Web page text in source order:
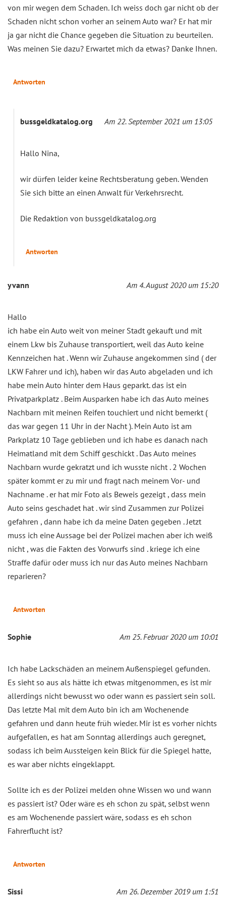
von mir wegen dem Schaden. Ich weiss doch gar nicht ob der
Schaden nicht schon vorher an seinem Auto war? Er hat mir
ja gar nicht die Chance gegeben die Situation zu beurteilen.
Was meinen Sie dazu? Erwartet mich da etwas? Danke Ihnen.
Antworten
bussgeldkatalog.org Am 22. September 2021 um 13:05
Hallo Nina,
wir dürfen leider keine Rechtsberatung geben. Wenden
Sie sich bitte an einen Anwalt für Verkehrsrecht.
Die Redaktion von bussgeldkatalog.org
Antworten
yvann Am 4. August 2020 um 15:20
Hallo
ich habe ein Auto weit von meiner Stadt gekauft und mit
einem Lkw bis Zuhause transportiert, weil das Auto keine
Kennzeichen hat . Wenn wir Zuhause angekommen sind ( der
LKW Fahrer und ich), haben wir das Auto abgeladen und ich
habe mein Auto hinter dem Haus geparkt. das ist ein
Privatparkplatz . Beim Ausparken habe ich das Auto meines
Nachbarn mit meinen Reifen touchiert und nicht bemerkt (
das war gegen 11 Uhr in der Nacht ). Mein Auto ist am
Parkplatz 10 Tage geblieben und ich habe es danach nach
Heimatland mit dem Schiff geschickt . Das Auto meines
Nachbarn wurde gekratzt und ich wusste nicht . 2 Wochen
später kommt er zu mir und fragt nach meinem Vor- und
Nachname . er hat mir Foto als Beweis gezeigt , dass mein
Auto seins geschadet hat . wir sind Zusammen zur Polizei
gefahren , dann habe ich da meine Daten gegeben . Jetzt
muss ich eine Aussage bei der Polizei machen aber ich weiß
nicht , was die Fakten des Vorwurfs sind . kriege ich eine
Straffe dafür oder muss ich nur das Auto meines Nachbarn
reparieren?
Antworten
Sophie Am 25. Februar 2020 um 10:01
Ich habe Lackschäden an meinem Außenspiegel gefunden.
Es sieht so aus als hätte ich etwas mitgenommen, es ist mir
allerdings nicht bewusst wo oder wann es passiert sein soll.
Das letzte Mal mit dem Auto bin ich am Wochenende
gefahren und dann heute früh wieder. Mir ist es vorher nichts
aufgefallen, es hat am Sonntag allerdings auch geregnet,
sodass ich beim Aussteigen kein Blick für die Spiegel hatte,
es war aber nichts eingeklappt.
Sollte ich es der Polizei melden ohne Wissen wo und wann
es passiert ist? Oder wäre es eh schon zu spät, selbst wenn
es am Wochenende passiert wäre, sodass es eh schon
Fahrerflucht ist?
Antworten
Sissi Am 26. Dezember 2019 um 1:51